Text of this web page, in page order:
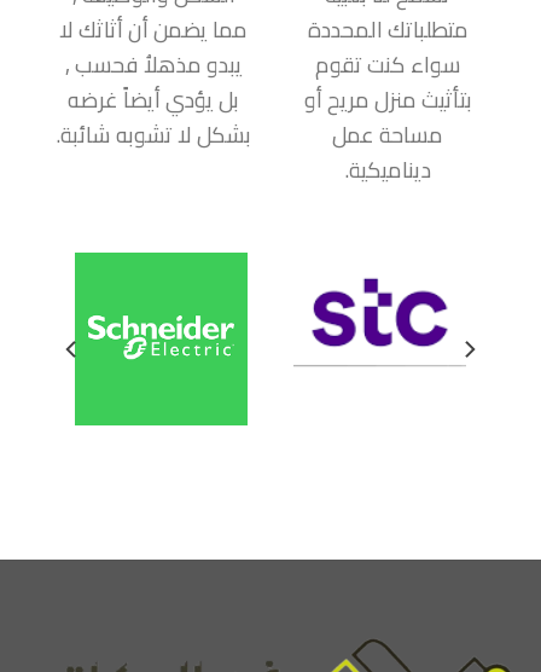
متطلباتك المحددة
سواء كنت تقوم
بتأثيث منزل مريح أو
مساحة عمل
ديناميكية.
مما يضمن أن أثاثك لا
يبدو مذهلاُ فحسب ,
بل يؤدي أيضاً غرضه
بشكل لا تشوبه شائبة.